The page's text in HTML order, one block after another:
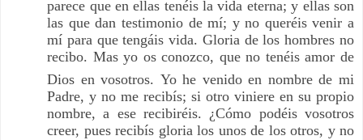
parece que en ellas tenéis la vida eterna; y ellas son
las que dan testimonio de mí; y no queréis venir a
mí para que tengáis vida. Gloria de los hombres no
recibo. Mas yo os conozco, que no tenéis amor de
Dios en vosotros. Yo he venido en nombre de mi
Padre, y no me recibís; si otro viniere en su propio
nombre, a ese recibiréis. ¿Cómo podéis vosotros
creer, pues recibís gloria los unos de los otros, y no